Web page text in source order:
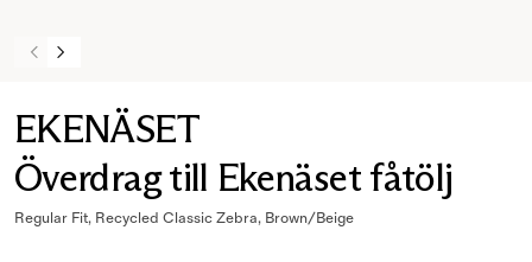
EKENÄSET
Överdrag till Ekenäset fåtölj
Regular Fit, Recycled Classic Zebra, Brown/Beige